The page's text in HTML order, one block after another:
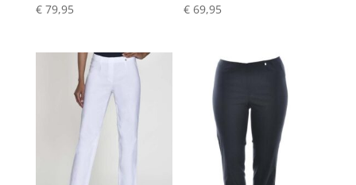
€79,95
€ 69,95